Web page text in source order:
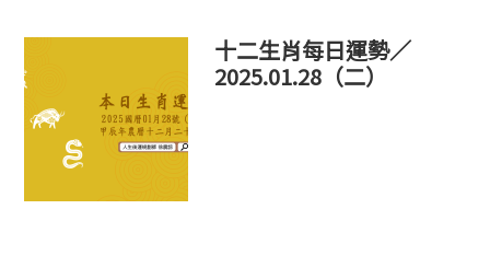
十二生肖每日運勢／
2025.01.28（二）